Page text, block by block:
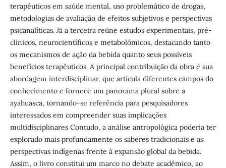
terapêuticos em saúde mental, uso problemático de drogas,
metodologias de avaliação de efeitos subjetivos e perspectivas
psicanalíticas. Já a terceira reúne estudos experimentais, pré-
clínicos, neurocientíficos e metabolômicos, destacando tanto
os mecanismos de ação da bebida quanto seus possíveis
benefícios terapêuticos. A principal contribuição da obra é sua
abordagem interdisciplinar, que articula diferentes campos do
conhecimento e fornece um panorama plural sobre a
ayahuasca, tornando-se referência para pesquisadores
interessados em compreender suas implicações
multidisciplinares Contudo, a análise antropológica poderia ter
explorado mais profundamente os saberes tradicionais e as
perspectivas indígenas frente à expansão global da bebida.
Assim, o livro constitui um marco no debate acadêmico, ao